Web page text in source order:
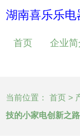
湖南喜乐乐电
首页 企业简
当前位置： 首页 >
技的小家电创新之路